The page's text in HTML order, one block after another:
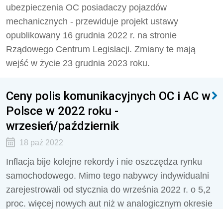
ubezpieczenia OC posiadaczy pojazdów
mechanicznych - przewiduje projekt ustawy
opublikowany 16 grudnia 2022 r. na stronie
Rządowego Centrum Legislacji. Zmiany te mają
wejść w życie 23 grudnia 2023 roku.
Ceny polis komunikacyjnych OC i AC w
Polsce w 2022 roku -
wrzesień/październik
18 paź 2022
Inflacja bije kolejne rekordy i nie oszczędza rynku
samochodowego. Mimo tego nabywcy indywidualni
zarejestrowali od stycznia do września 2022 r. o 5,2
proc. więcej nowych aut niż w analogicznym okresie